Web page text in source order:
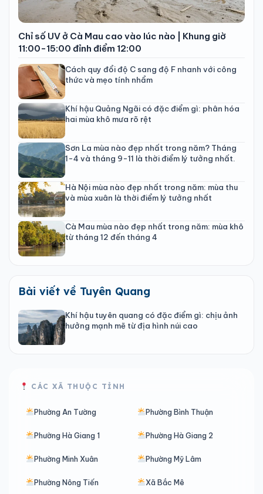
Chỉ số UV ở Cà Mau cao vào lúc nào | Khung giờ
11:00-15:00 đỉnh điểm 12:00
Cách quy đổi độ C sang độ F nhanh với công
thức và mẹo tính nhẩm
Khí hậu Quảng Ngãi có đặc điểm gì: phân hóa
hai mùa khô mưa rõ rệt
Sơn La mùa nào đẹp nhất trong năm? Tháng
1-4 và tháng 9-11 là thời điểm lý tưởng nhất.
Hà Nội mùa nào đẹp nhất trong năm: mùa thu
và mùa xuân là thời điểm lý tưởng nhất
Cà Mau mùa nào đẹp nhất trong năm: mùa khô
từ tháng 12 đến tháng 4
Bài viết về Tuyên Quang
Khí hậu tuyên quang có đặc điểm gì: chịu ảnh
hưởng mạnh mẽ từ địa hình núi cao
CÁC XÃ THUỘC TỈNH
Phường An Tường Phường Bình Thuận
Phường Hà Giang 1 Phường Hà Giang 2
Phường Minh Xuân Phường Mỹ Lâm
Phường Nông Tiến Xã Bắc Mê